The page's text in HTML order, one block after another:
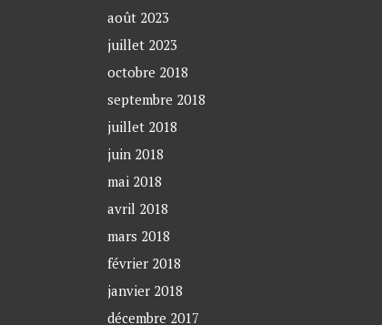
août 2023
juillet 2023
octobre 2018
septembre 2018
juillet 2018
juin 2018
mai 2018
avril 2018
mars 2018
février 2018
janvier 2018
décembre 2017